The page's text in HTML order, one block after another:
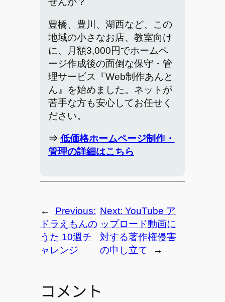
豊橋、豊川、湖西など、この
地域の小さなお店、教室向け
に、月額3,000円でホームペ
ージ作成後の面倒な保守・管
理サービス『Web制作あんと
ん』を始めました。ネットが
苦手な方も安心してお任せく
ださい。
⇒ 低価格ホームページ制作・
管理の詳細はこちら
←
Previous:
ドラえもんの
うた 10週チ
ャレンジ
Next:YouTube ア
ップロード動画に
対する著作権侵害
の申し立て
→
コメント